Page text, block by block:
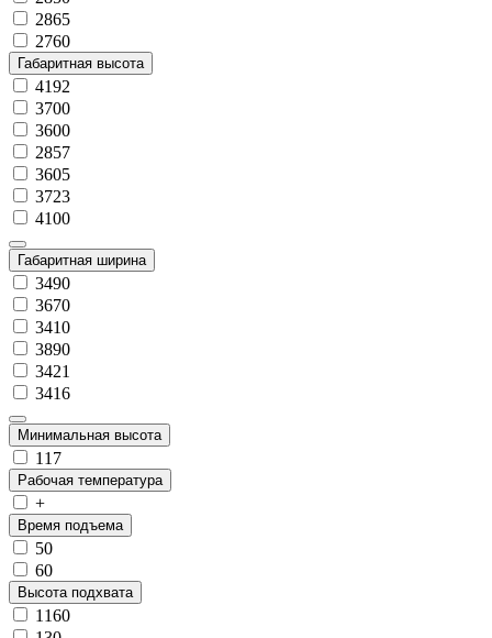
2865
2760
Габаритная высота
4192
3700
3600
2857
3605
3723
4100
Габаритная ширина
3490
3670
3410
3890
3421
3416
Минимальная высота
117
Рабочая температура
+
Время подъема
50
60
Высота подхвата
1160